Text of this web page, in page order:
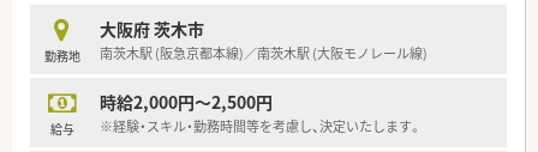
勤務地
大阪府 茨木市
南茨木駅 (阪急京都本線)／南茨木駅 (大阪モノレール線)
給与
時給2,000円～2,500円
※経験・スキル・勤務時間等を考慮し、決定いたします。